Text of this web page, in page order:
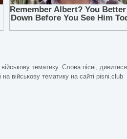
військову тематику. Слова пісні, дивитися
на військову тематику на сайті pisni.club